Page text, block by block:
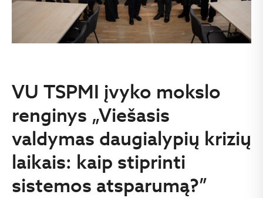
VU TSPMI įvyko mokslo
renginys „Viešasis
valdymas daugialypių krizių
laikais: kaip stiprinti
sistemos atsparumą?”